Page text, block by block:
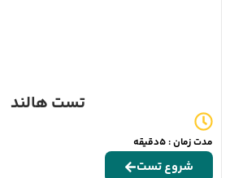
تست هالند
مدت زمان : 5دقیقه
شروع تست